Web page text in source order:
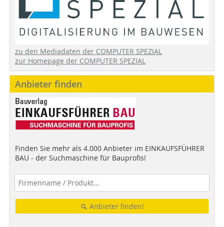
zu den Mediadaten der COMPUTER SPEZIAL
zur Homepage der COMPUTER SPEZIAL
Anbieter finden
Finden Sie mehr als 4.000 Anbieter im EINKAUFSFÜHRER
BAU - der Suchmaschine für Bauprofis!
Anbieter finden!